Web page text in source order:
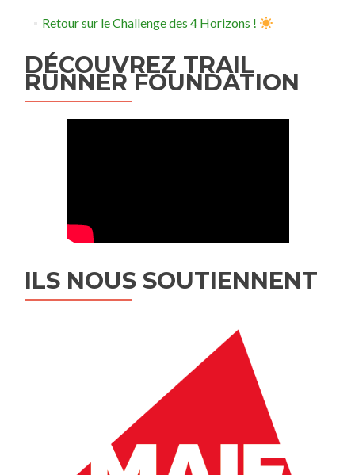
Retour sur le Challenge des 4 Horizons !
DÉCOUVREZ TRAIL
RUNNER FOUNDATION
ILS NOUS SOUTIENNENT